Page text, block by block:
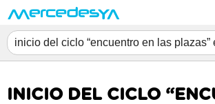
INICIO DEL CICLO